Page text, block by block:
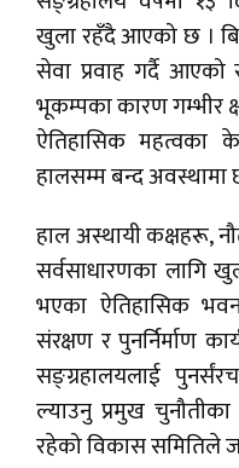
खुला रहँदै आएको छ ।
सेवा प्रवाह गर्दै
भूकम्पका कारण गम्भीर
ऐतिहासिक महत्वका
हालसम्म बन्द अवस्थामा
हाल अस्थायी कक्षहरू,
सर्वसाधारणका लागि
भएका ऐतिहासिक
संरक्षण र पुनर्निर्माण
सङ्ग्रहालयलाई
ल्याउनु प्रमुख
रहेको विकास समितिले